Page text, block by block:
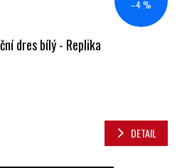
–4 %
dres bílý - Replika
DETAIL